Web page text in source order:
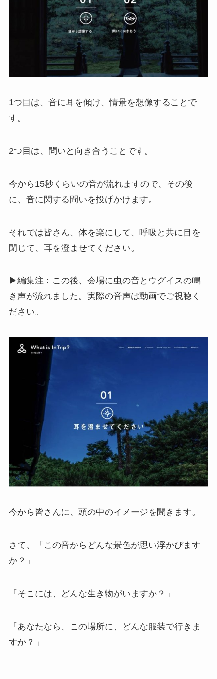
1つ目は、音に耳を傾け、情景を想像することで
す。
2つ目は、問いと向き合うことです。
今から15秒くらいの音が流れますので、その後
に、音に関する問いを投げかけます。
それでは皆さん、体を楽にして、呼吸と共に目を
閉じて、耳を澄ませてください。
▶編集注：この後、会場に虫の音とウグイスの鳴
き声が流れました。実際の音声は動画でご視聴く
ださい。
今から皆さんに、頭の中のイメージを聞きます。
さて、「この音からどんな景色が思い浮かびます
か？」
「そこには、どんな生き物がいますか？」
「あなたなら、この場所に、どんな服装で行きま
すか？」